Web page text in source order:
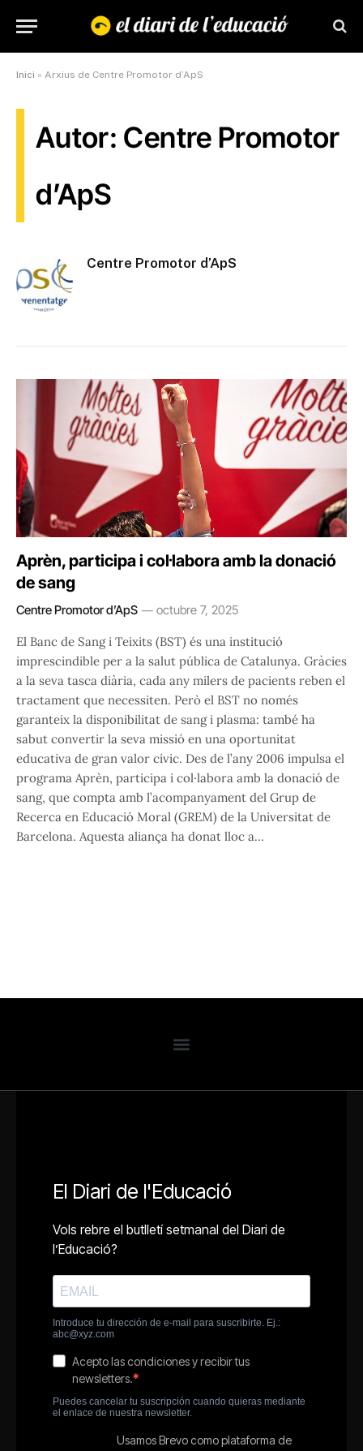
Inici » Arxius de Centre Promotor d’ApS
Autor: Centre Promotor
d’ApS
Centre Promotor d’ApS
Aprèn, participa i col·labora amb la donació
de sang
Centre Promotor d’ApS octubre 7, 2025
El Banc de Sang i Teixits (BST) és una institució
imprescindible per a la salut pública de Catalunya. Gràcies
a la seva tasca diària, cada any milers de pacients reben el
tractament que necessiten. Però el BST no només
garanteix la disponibilitat de sang i plasma: també ha
sabut convertir la seva missió en una oportunitat
educativa de gran valor cívic. Des de l’any 2006 impulsa el
programa Aprèn, participa i col·labora amb la donació de
sang, que compta amb l’acompanyament del Grup de
Recerca en Educació Moral (GREM) de la Universitat de
Barcelona. Aquesta aliança ha donat lloc a…